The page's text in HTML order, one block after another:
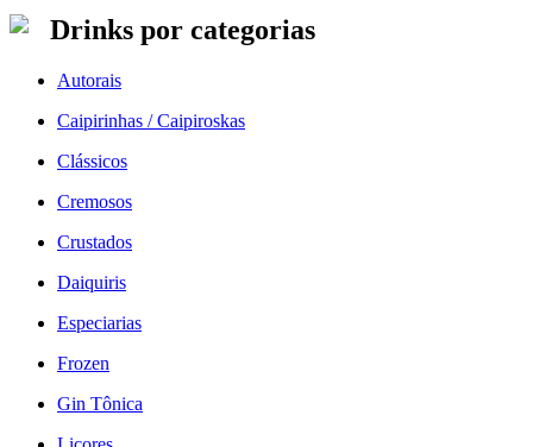
Drinks por categorias
Autorais
Caipirinhas / Caipiroskas
Clássicos
Cremosos
Crustados
Daiquiris
Especiarias
Frozen
Gin Tônica